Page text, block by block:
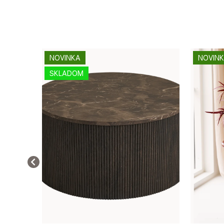
NOVINKA
SKLADOM